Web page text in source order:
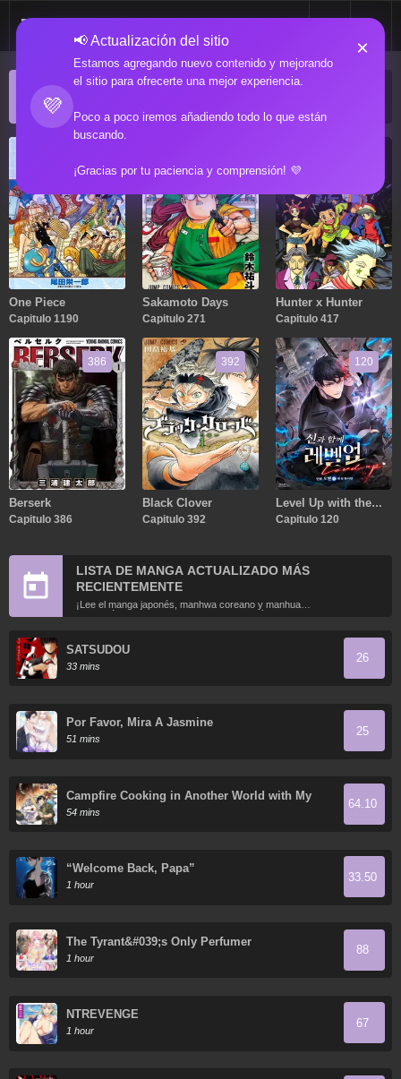
💜
📢 Actualización del sitio
Estamos agregando nuevo contenido y mejorando
el sitio para ofrecerte una mejor experiencia.
Poco a poco iremos añadiendo todo lo que están
buscando.
¡Gracias por tu paciencia y comprensión! 💜
×
ACTUALIZACIONES POPULARES
One Piece
Capitulo 1190
Sakamoto Days
Capitulo 271
Hunter x Hunter
Capitulo 417
386
Berserk
Capitulo 386
392
Black Clover
Capitulo 392
120
Level Up with the
Gods
Capitulo 120
LISTA DE MANGA ACTUALIZADO MÁS
RECIENTEMENTE
¡Lee el manga japonés, manhwa coreano y manhua
chino más recientemente actualizados en línea gratis!
SATSUDOU
33 mins
26
Por Favor, Mira A Jasmine
51 mins
25
Campfire Cooking in Another World with My
Absurd Skill
54 mins
64.10
“Welcome Back, Papa”
1 hour
33.50
The Tyrant&#039;s Only Perfumer
1 hour
88
NTREVENGE
1 hour
67